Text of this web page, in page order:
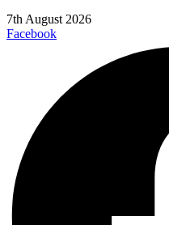
7th August 2026
Facebook